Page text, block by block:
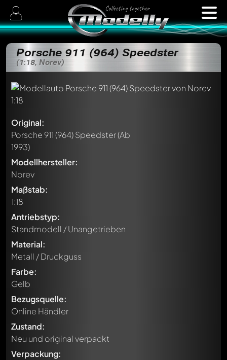
Porsche 911 (964) Speedster
(1:18, Norev)
Original:
Porsche 911 (964) Speedster(Ab
1993)
Modellhersteller:
Norev
Maßstab:
1:18
Antriebstyp:
Standmodell / Unangetrieben
Material:
Metall / Druckguss
Farbe:
Gelb
Bezugsquelle:
Online Händler
Zustand:
Neu und original verpackt
Verpackung: